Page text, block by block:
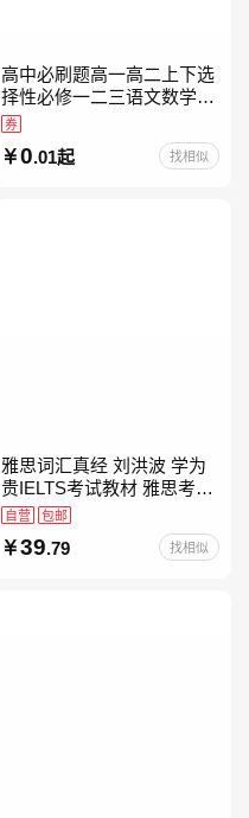
高中必刷题高一高二上下选
择性必修一二三语文数学英
语物理化学生物政治历史地
理人教版同步练习册狂k重
点教辅资料
券
0.01起 找相似
雅思词汇真经 刘洪波 学为
贵IELTS考试教材 雅思考试
资料单词书核心词汇书
自营 包邮
39.79 找相似